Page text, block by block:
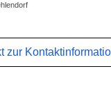
zur